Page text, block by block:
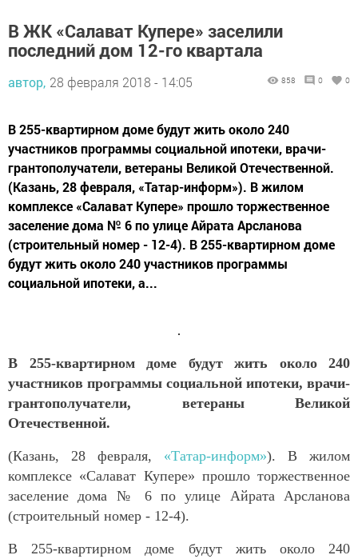
В ЖК «Салават Купере» заселили
последний дом 12-го квартала
автор, 28 февраля 2018 - 14:05 858 0 0
В 255-квартирном доме будут жить около 240
участников программы социальной ипотеки, врачи-
грантополучатели, ветераны Великой Отечественной.
(Казань, 28 февраля, «Татар-информ»). В жилом
комплексе «Салават Купере» прошло торжественное
заселение дома № 6 по улице Айрата Арсланова
(строительный номер - 12-4). В 255-квартирном доме
будут жить около 240 участников программы
социальной ипотеки, а...
В 255-квартирном доме будут жить около 240
участников программы социальной ипотеки, врачи-
грантополучатели, ветераны Великой
Отечественной.
(Казань, 28 февраля, «Татар-информ»). В жилом
комплексе «Салават Купере» прошло торжественное
заселение дома № 6 по улице Айрата Арсланова
(строительный номер - 12-4).
В 255-квартирном доме будут жить около 240